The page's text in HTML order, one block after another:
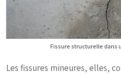
Fissure structurelle dans
Les fissures mineures, elles,